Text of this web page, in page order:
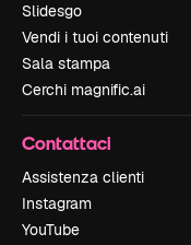
Slidesgo
Vendi i tuoi contenuti
Sala stampa
Cerchi magnific.ai
Contattaci
Assistenza clienti
Instagram
YouTube